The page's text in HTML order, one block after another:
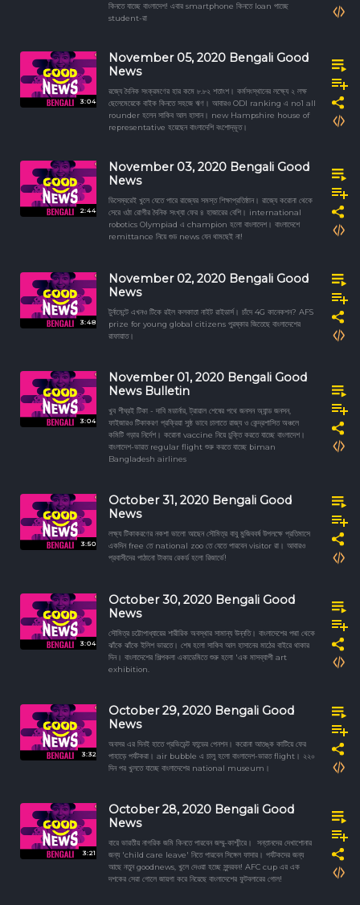
কিনতে যাচ্ছে বাংলাদেশ! এবার smartphone কিনতে loan পাচ্ছে
student-রা
3:04
November 05, 2020 Bengali Good
News
রজ্যে দৈনিক সংক্রমণের হার কমে ৮.৮২ শতাংশ। কর্মসংস্থানের লক্ষ্যে ২ লক্ষ
ছেলেমেয়েকে বাইক কিনতে সহজে ঋণ। আবারও ODI ranking এ no1 all
rounder হলেন সাকিব আল হাসান। new Hampshire house of
representative হয়েছেন বাংলাদেশি বংশোদ্ভূত।
2:44
November 03, 2020 Bengali Good
News
ডিসেম্বরেই খুলে যেতে পারে রাজ্যের সমস্ত শিক্ষাপ্রতিষ্ঠান। রাজ্যে করোনা থেকে
সেরে ওঠা রোগীর দৈনিক সংখ্যা ফের ৪ হাজারের বেশি। international
robotics Olympiad এ champion হলো বাংলাদেশ। বাংলাদেশে
remittance নিয়ে গুড news যেন থামছেই না!
3:48
November 02, 2020 Bengali Good
News
টুর্নামেন্টে এখনও টিকে রইল কলকাতা নাইট রাইডার্স। চাঁদে 4G কানেকশন? AFS
prize for young global citizens পুরষ্কার জিতেছে বাংলাদেশের
রাফায়াত।
3:04
November 01, 2020 Bengali Good
News Bulletin
খুব শীঘ্রই টিকা - দাবি মডার্নার, ট্রায়াল শেষের পথে জনসন অ্যান্ড জনসন,
ফাইজারও টিকাকরণ প্রক্রিয়া সুষ্ঠ ভাবে চালাতে রাজ্য ও কেন্দ্রশাসিত অঞ্চলে
কমিটি গড়ার নির্দেশ। করোনা vaccine নিয়ে চুক্তি করতে যাচ্ছে বাংলাদেশ।
বাংলাদেশ-ভারত regular flight শুরু করতে যাচ্ছে biman
Bangladesh airlines
3:50
October 31, 2020 Bengali Good
News
লক্ষ্য টিকাকরণের নকশা ভালো আছেন সৌমিত্র বাবু মুজিববর্ষ উপলক্ষে প্রতিমাসে
একদিন free তে national zoo তে যেতে পারবেন visitor রা। আবারও
প্রবাসীদের পাঠানো টাকায় রেকর্ড হলো রিজার্ভে!
3:04
October 30, 2020 Bengali Good
News
সৌমিত্র চট্টোপাধ্যায়ের শারীরিক অবস্থার সামান্য উন্নতি। বাংলাদেশের পদ্মা থেকে
ঝাঁকে ঝাঁকে ইলিশ ভারতে। শেষ হলো সাকিব আল হাসানের মাঠের বাইরে থাকার
দিন। বাংলাদেশের শিল্পকলা একাডেমিতে শুরু হলো 'এক মাসব্যাপী art
exhibition.
3:32
October 29, 2020 Bengali Good
News
অবসর এর দিনই হাতে প্রভিডেন্ট ফান্ডের পেনশন। করোনা আতঙ্ক কাটিয়ে ফের
পাহাড়ে পর্যটকরা। air bubble এ চালু হলো বাংলাদেশ-ভারত flight। ২২০
দিন পর খুলতে যাচ্ছে বাংলাদেশের national museum।
3:21
October 28, 2020 Bengali Good
News
বারে ভারতীয় নাগরিক জমি কিনতে পারবেন জম্মু-কাশ্মীরে। সন্তানদের দেখাশোনার
জন্য 'child care leave' নিতে পারবেন সিঙ্গেল ফাদার। পর্যটকদের জন্য
আছে নতুন goodnews, খুলে দেওয়া হচ্ছে সুন্দরবন! AFC cup এর এক
দশকের সেরা গোলে জায়গা করে নিয়েছে বাংলাদেশের ফুটবলারের গোল!